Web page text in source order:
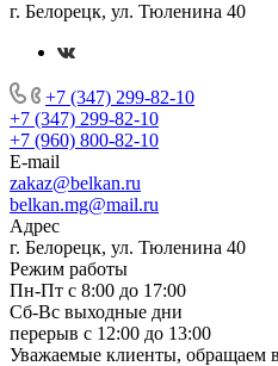
г. Белорецк, ул. Тюленина 40
+7 (347) 299-82-10
+7 (347) 299-82-10
+7 (960) 800-82-10
E-mail
zakaz@belkan.ru
belkan.mg@mail.ru
Адрес
г. Белорецк, ул. Тюленина 40
Режим работы
Пн-Пт с 8:00 до 17:00
Сб-Вс выходные дни
перерыв с 12:00 до 13:00
Уважаемые клиенты, обращаем